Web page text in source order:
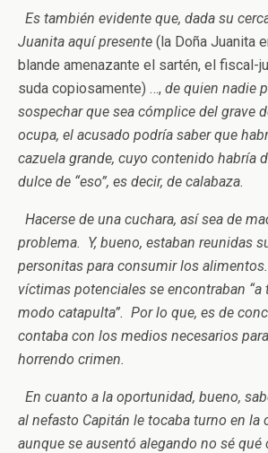
Es también evidente que, dada su
Juanita aquí presente (la Doña Juanita
blande amenazante el sartén, el fiscal-
suda copiosamente) …, de quien nadie
sospechar que sea cómplice del grave
ocupa, el acusado podría saber que
cazuela grande, cuyo contenido habría
dulce de “eso”, es decir, de calabaza.
Hacerse de una cuchara, así sea de
problema. Y, bueno, estaban reunidas
personitas para consumir los
víctimas potenciales se encontraban “a
modo catapulta”. Por lo que, es de
contaba con los medios necesarios
horrendo crimen.
En cuanto a la oportunidad, bueno,
al nefasto Capitán le tocaba turno en la
aunque se ausentó alegando no sé qué